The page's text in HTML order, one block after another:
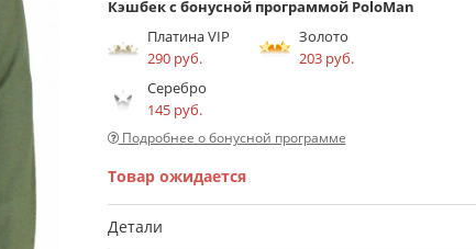
Кэшбек с бонусной программой PoloMan
Платина VIP
290 руб.
Золото
203 руб.
Серебро
145 руб.
Подробнее о бонусной программе
Товар ожидается
Детали